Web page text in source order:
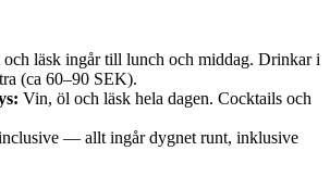
läsk ingår till lunch och middag. Drinkar i
(ca 60–90 SEK).
Vin, öl och läsk hela dagen. Cocktails och
— allt ingår dygnet runt, inklusive